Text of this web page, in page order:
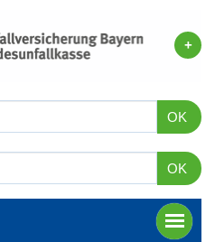
OK
OK